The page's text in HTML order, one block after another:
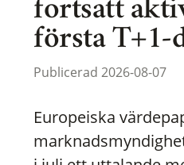
fortsatt
första T+1-
Publicerad 2026-08-07
Europeiska